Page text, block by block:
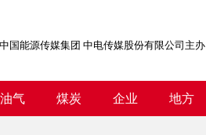
中国能源传媒集团 中电传媒股份有限公司主办
油气 煤炭 企业 地方